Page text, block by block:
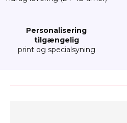
Personalisering
tilgængelig
print og specialsyning